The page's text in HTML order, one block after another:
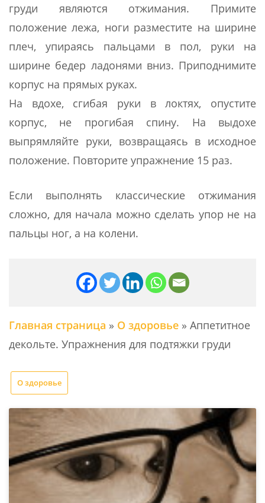
груди являются отжимания. Примите
положение лежа, ноги разместите на ширине
плеч, упираясь пальцами в пол, руки на
ширине бедер ладонями вниз. Приподнимите
корпус на прямых руках.
На вдохе, сгибая руки в локтях, опустите
корпус, не прогибая спину. На выдохе
выпрямляйте руки, возвращаясь в исходное
положение. Повторите упражнение 15 раз.
Если выполнять классические отжимания
сложно, для начала можно сделать упор не на
пальцы ног, а на колени.
Главная страница » О здоровье » Аппетитное
декольте. Упражнения для подтяжки груди
О здоровье